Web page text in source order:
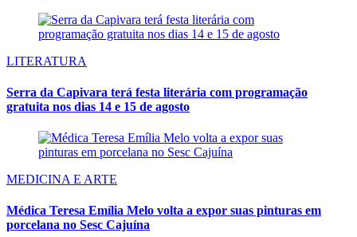
LITERATURA
Serra da Capivara terá festa literária com programação
gratuita nos dias 14 e 15 de agosto
MEDICINA E ARTE
Médica Teresa Emília Melo volta a expor suas pinturas em
porcelana no Sesc Cajuína